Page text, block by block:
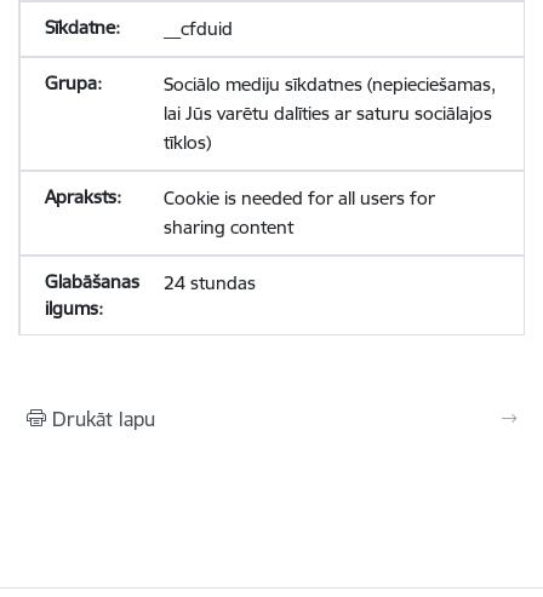
__cfduid
Sociālo mediju sīkdatnes (nepieciešamas,
lai Jūs varētu dalīties ar saturu sociālajos
tīklos)
Cookie is needed for all users for
sharing content
24 stundas
Drukāt lapu